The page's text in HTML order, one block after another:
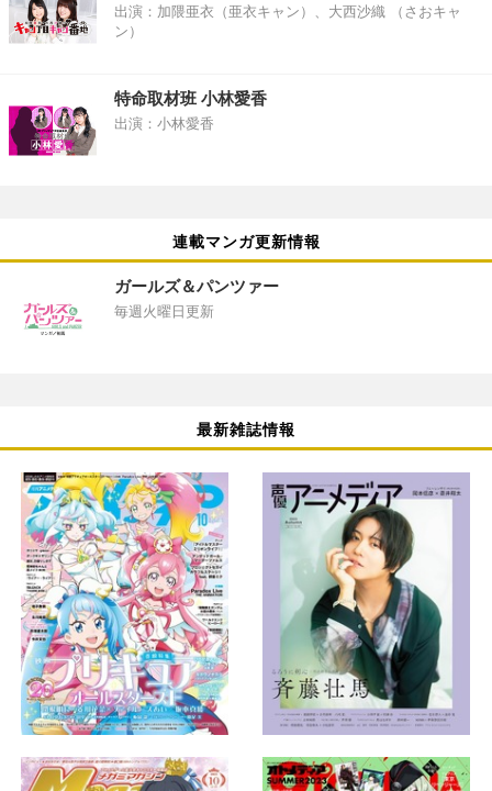
出演：加隈亜衣（亜衣キャン）、大西沙織 （さおキャ
ン）
特命取材班 小林愛香
出演：小林愛香
連載マンガ更新情報
ガールズ＆パンツァー
毎週火曜日更新
最新雑誌情報